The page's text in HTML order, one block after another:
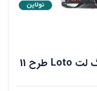
کیف مداد رنگی رولی 60 رنگ لت Loto طرح 11